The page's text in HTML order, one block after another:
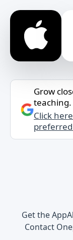
Grow
teaching.
Click
Get the App
Contact